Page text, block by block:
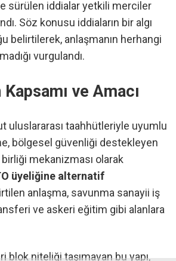
sürülen iddialar yetkili merciler
Söz konusu iddiaların bir algı
belirtilerek, anlaşmanın herhangi
vurgulandı.
ve Amacı
uluslararası taahhütleriyle uyumlu
bölgesel güvenliği destekleyen
birliği mekanizması olarak
üyeliğine alternatif
anlaşma, savunma sanayii iş
ve askeri eğitim gibi alanlara
blok niteliği taşımayan bu yapı,